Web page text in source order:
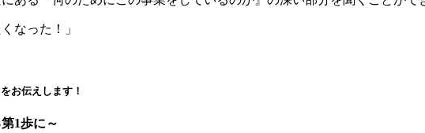
なった！」
お伝えします！
1歩に～